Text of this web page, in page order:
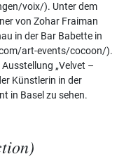
voix/). Unter dem
von Zohar Fraiman
in der Bar Babette in
art-events/cocoon/).
„Velvet –
Künstlerin in der
in Basel zu sehen.